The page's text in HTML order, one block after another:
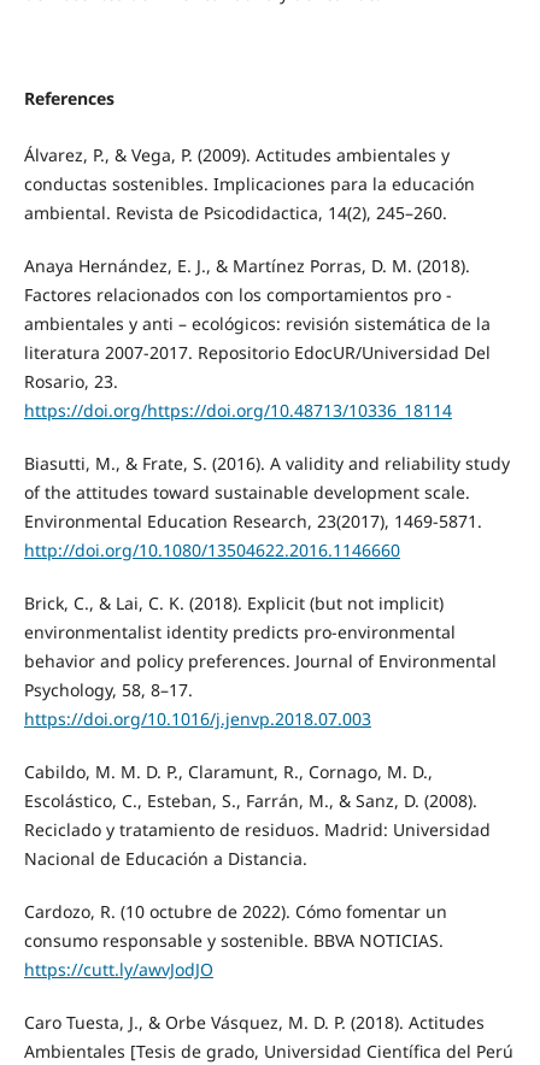
References
Álvarez, P., & Vega, P. (2009). Actitudes ambientales y
conductas sostenibles. Implicaciones para la educación
ambiental. Revista de Psicodidactica, 14(2), 245–260.
Anaya Hernández, E. J., & Martínez Porras, D. M. (2018).
Factores relacionados con los comportamientos pro -
ambientales y anti – ecológicos: revisión sistemática de la
literatura 2007-2017. Repositorio EdocUR/Universidad Del
Rosario, 23.
https://doi.org/https://doi.org/10.48713/10336_18114
Biasutti, M., & Frate, S. (2016). A validity and reliability study
of the attitudes toward sustainable development scale.
Environmental Education Research, 23(2017), 1469-5871.
http://doi.org/10.1080/13504622.2016.1146660
Brick, C., & Lai, C. K. (2018). Explicit (but not implicit)
environmentalist identity predicts pro-environmental
behavior and policy preferences. Journal of Environmental
Psychology, 58, 8–17.
https://doi.org/10.1016/j.jenvp.2018.07.003
Cabildo, M. M. D. P., Claramunt, R., Cornago, M. D.,
Escolástico, C., Esteban, S., Farrán, M., & Sanz, D. (2008).
Reciclado y tratamiento de residuos. Madrid: Universidad
Nacional de Educación a Distancia.
Cardozo, R. (10 octubre de 2022). Cómo fomentar un
consumo responsable y sostenible. BBVA NOTICIAS.
https://cutt.ly/awvJodJO
Caro Tuesta, J., & Orbe Vásquez, M. D. P. (2018). Actitudes
Ambientales [Tesis de grado, Universidad Científica del Perú